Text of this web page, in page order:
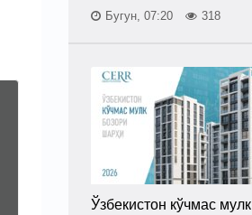
Бугун, 07:20 318
Ўзбекистон кўчмас мулк